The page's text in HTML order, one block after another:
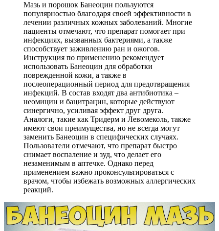
Мазь и порошок Банеоцин пользуются
популярностью благодаря своей эффективности в
лечении различных кожных заболеваний. Многие
пациенты отмечают, что препарат помогает при
инфекциях, вызванных бактериями, а также
способствует заживлению ран и ожогов.
Инструкция по применению рекомендует
использовать Банеоцин для обработки
поврежденной кожи, а также в
послеоперационный период для предотвращения
инфекций. В состав входят два антибиотика –
неомицин и бацитрацин, которые действуют
синергично, усиливая эффект друг друга.
Аналоги, такие как Тридерм и Левомеколь, также
имеют свои преимущества, но не всегда могут
заменить Банеоцин в специфических случаях.
Пользователи отмечают, что препарат быстро
снимает воспаление и зуд, что делает его
незаменимым в аптечке. Однако перед
применением важно проконсультироваться с
врачом, чтобы избежать возможных аллергических
реакций.